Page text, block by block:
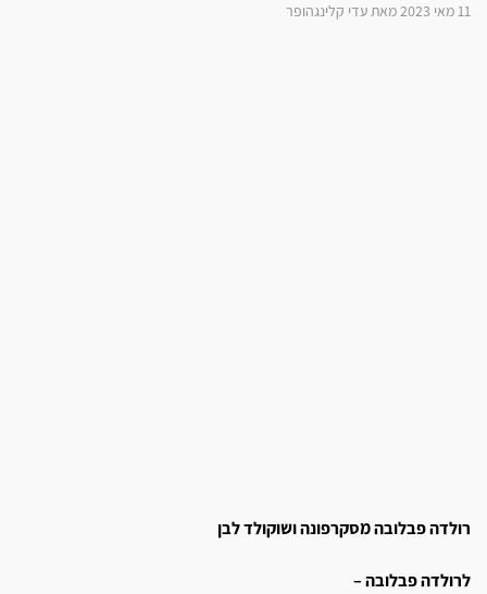
11 מאי 2023 מאת עדי קלינגהופר
רולדה פבלובה מסקרפונה ושוקולד לבן
לרולדה פבלובה –